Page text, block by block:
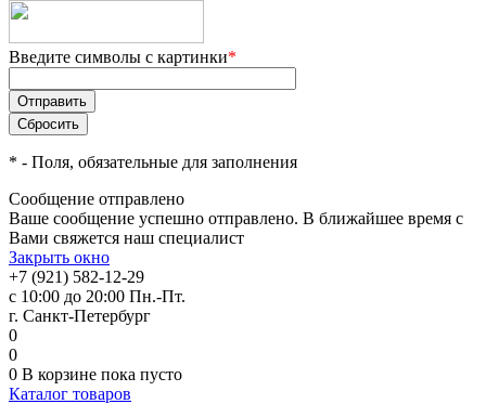
Введите символы с картинки*
* - Поля, обязательные для заполнения
Сообщение отправлено
Ваше сообщение успешно отправлено. В ближайшее время с
Вами свяжется наш специалист
Закрыть окно
+7 (921) 582-12-29
с 10:00 до 20:00 Пн.-Пт.
г. Санкт-Петербург
0
0
0 В корзине пока пусто
Каталог товаров